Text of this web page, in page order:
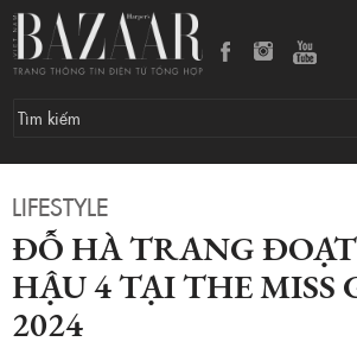
LIFESTYLE
ĐỖ HÀ TRANG
HẬU 4 TẠI THE MISS
2024